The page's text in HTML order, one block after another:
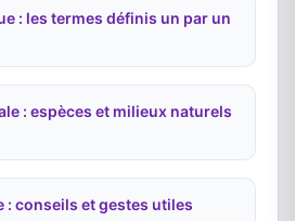
: les termes définis un par un
: espèces et milieux naturels
: conseils et gestes utiles